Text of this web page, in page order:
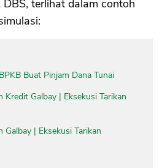
terlihat dalam contoh
Buat Pinjam Dana Tunai
Kredit Galbay | Eksekusi Tarikan
| Eksekusi Tarikan